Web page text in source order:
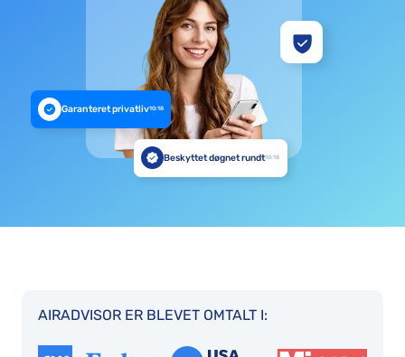
Garanteret privatliv10:18
Beskyttet døgnet rundt10:18
AIRADVISOR ER BLEVET OMTALT I: